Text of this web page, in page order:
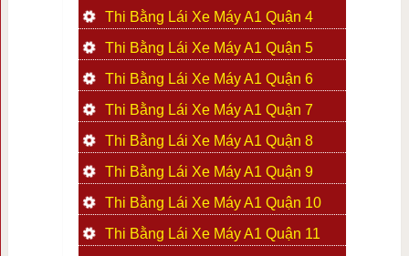
Thi Bằng Lái Xe Máy A1 Quận 4
Thi Bằng Lái Xe Máy A1 Quận 5
Thi Bằng Lái Xe Máy A1 Quận 6
Thi Bằng Lái Xe Máy A1 Quận 7
Thi Bằng Lái Xe Máy A1 Quận 8
Thi Bằng Lái Xe Máy A1 Quận 9
Thi Bằng Lái Xe Máy A1 Quận 10
Thi Bằng Lái Xe Máy A1 Quận 11